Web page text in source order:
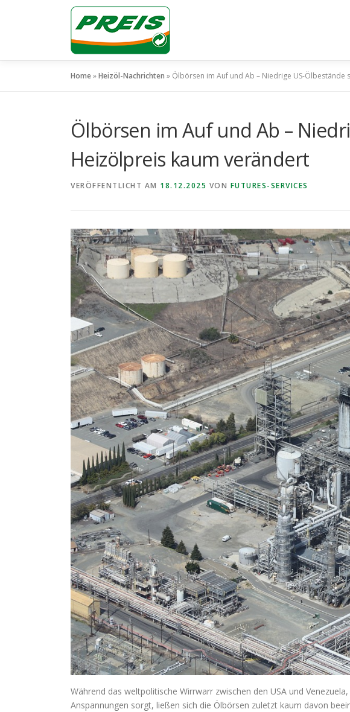
Home»Heizöl-Nachrichten » Ölbörsen im Auf und Ab – Niedrige US-
Ölbörsen im Auf und Ab –
Heizölpreis kaum verändert
VERÖFFENTLICHT AM 18.12.2025 VON FUTURES-SERVICES
Während das weltpolitische Wirrwarr zwischen den USA und
Anspannungen sorgt, ließen sich die Ölbörsen zuletzt kaum davon